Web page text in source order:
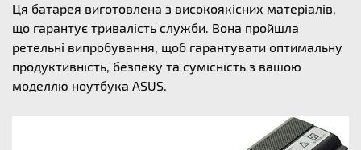
Ця батарея виготовлена з високоякісних матеріалів,
що гарантує тривалість служби. Вона пройшла
ретельні випробування, щоб гарантувати оптимальну
продуктивність, безпеку та сумісність з вашою
моделлю ноутбука ASUS.